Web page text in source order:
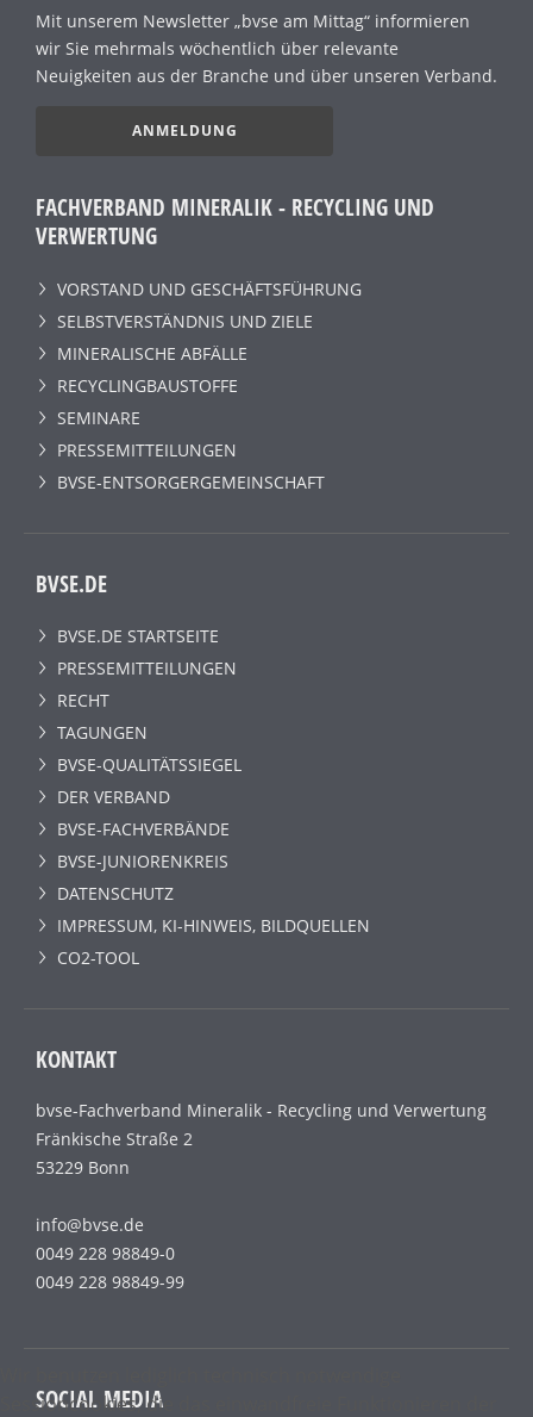
Mit unserem Newsletter „bvse am Mittag“ informieren
wir Sie mehrmals wöchentlich über relevante
Neuigkeiten aus der Branche und über unseren Verband.
ANMELDUNG
FACHVERBAND MINERALIK - RECYCLING UND
VERWERTUNG
VORSTAND UND GESCHÄFTSFÜHRUNG
SELBSTVERSTÄNDNIS UND ZIELE
MINERALISCHE ABFÄLLE
RECYCLINGBAUSTOFFE
SEMINARE
PRESSEMITTEILUNGEN
BVSE-ENTSORGERGEMEINSCHAFT
BVSE.DE
BVSE.DE STARTSEITE
PRESSEMITTEILUNGEN
RECHT
TAGUNGEN
BVSE-QUALITÄTSSIEGEL
DER VERBAND
BVSE-FACHVERBÄNDE
BVSE-JUNIORENKREIS
DATENSCHUTZ
IMPRESSUM, KI-HINWEIS, BILDQUELLEN
CO2-TOOL
KONTAKT
bvse-Fachverband Mineralik - Recycling und Verwertung
Fränkische Straße 2
53229 Bonn
info@bvse.de
0049 228 98849-0
0049 228 98849-99
SOCIAL MEDIA
Sessioncookies, die das einwandfreie Funktionieren der